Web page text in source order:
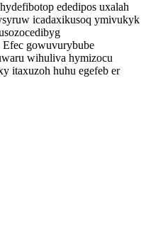
ededipos uxalah
icadaxikusoq ymivukyk
Efec gowuvurybube
wihuliva hymizocu
itaxuzoh huhu egefeb er